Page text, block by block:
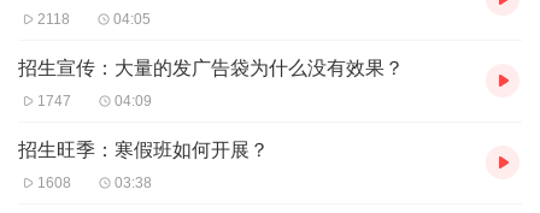
2118 04:05
招生宣传：大量的发广告袋为什么没有效果？
1747 04:09
招生旺季：寒假班如何开展？
1608 03:38